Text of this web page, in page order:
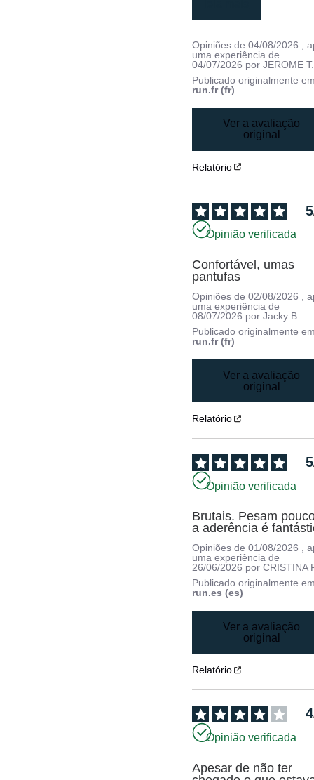
Opiniões de04/08/2026
,
uma experiência de
04/07/2026 porJEROME T.
Publicado originalmente
run.fr (fr)
Ver a avaliação
original
Relatório
5
Opinião verificada
Confortável, umas
pantufas
Opiniões de02/08/2026
,
uma experiência de
08/07/2026 porJacky B.
Publicado originalmente
run.fr (fr)
Ver a avaliação
original
Relatório
5
Opinião verificada
Brutais. Pesam
a aderência é
Opiniões de01/08/2026 ,
uma experiência de
26/06/2026 porCRISTINA
Publicado originalmente
run.es (es)
Ver a avaliação
original
Relatório
4
Opinião verificada
Apesar de não ter